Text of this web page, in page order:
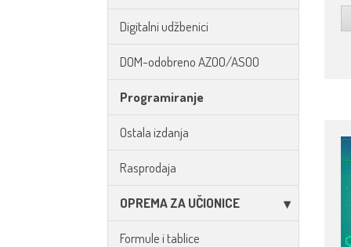
Digitalni udžbenici
DOM-odobreno AZOO/ASOO
Programiranje
Ostala izdanja
Rasprodaja
OPREMA ZA UČIONICE
Formule i tablice